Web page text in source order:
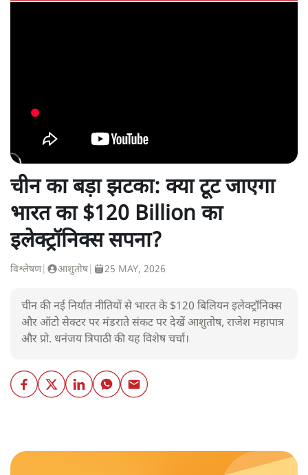
चीन का बड़ा झटका: क्या टूट जाएगा
भारत का $120 Billion का
इलेक्ट्रॉनिक्स सपना?
विश्लेषण| आशुतोष| 25 MAY, 2026
चीन की नई निर्यात नीतियों से भारत के $120 बिलियन इलेक्ट्रॉनिक्स
और ऑटो सेक्टर पर मंडराते संकट पर देखें आशुतोष, राजेश महापात्र
और प्रो. धनंजय त्रिपाठी की यह विशेष चर्चा।